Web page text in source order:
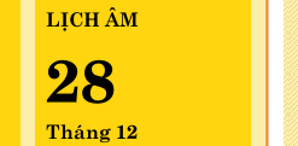
LỊCH ÂM
28
Tháng 12